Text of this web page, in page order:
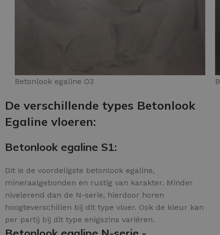
Betonlook egaline O3
De verschillende types Betonlook
Egaline vloeren:
Betonlook egaline S1:
Dit is de voordeligste betonlook egaline,
mineraalgebonden en rustig van karakter. Minder
nivelerend dan de N-serie, hierdoor horen
hoogteverschillen bij dit type vloer. Ook de kleur kan
per partij bij dit type enigszins variëren.